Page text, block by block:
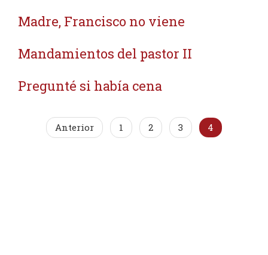
Madre, Francisco no viene
Mandamientos del pastor II
Pregunté si había cena
Anterior 1 2 3 4